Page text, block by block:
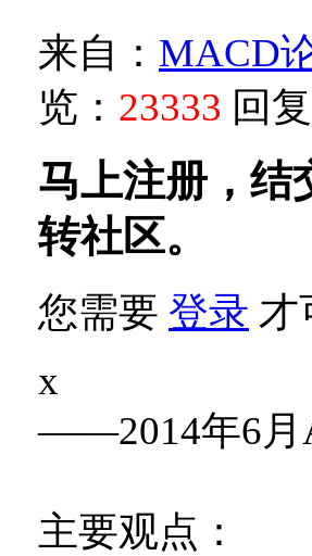
来自： MACD
览： 23333 回复
马上注册，结
转社区。
您需要 登录 才
x
——2014年6月
主要观点：